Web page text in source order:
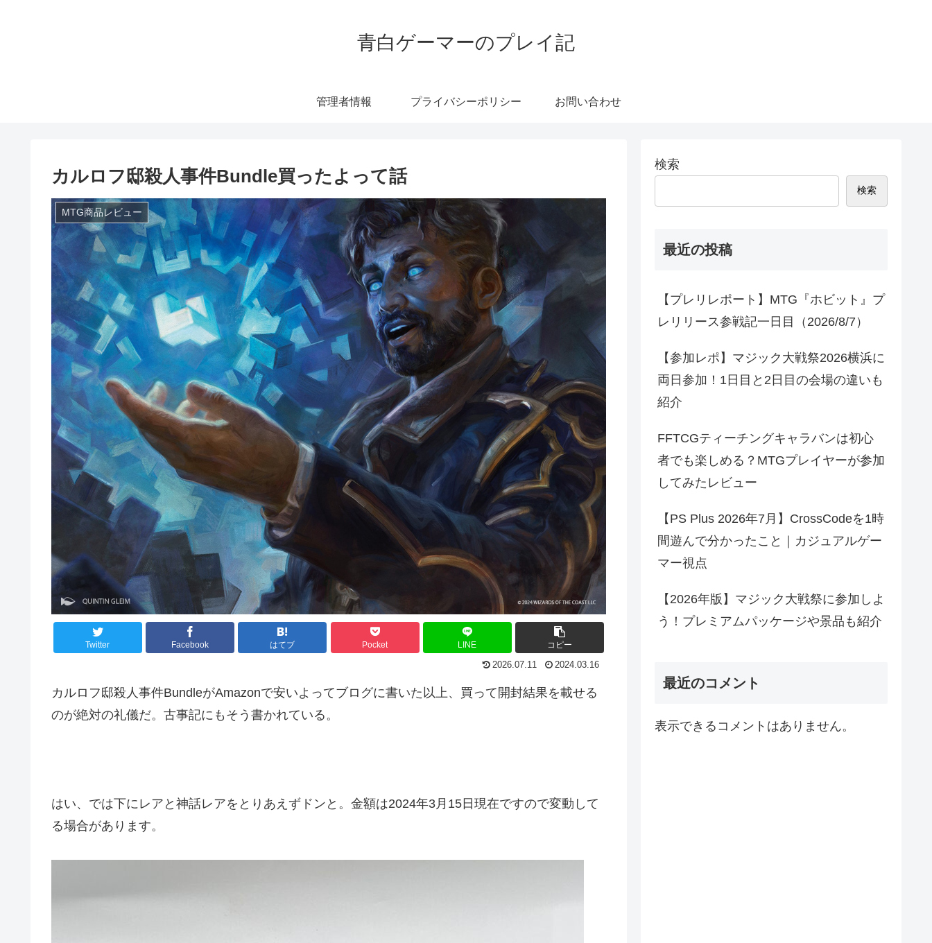
青白ゲーマーのプレイ記
管理者情報 プライバシーポリシー お問い合わせ
カルロフ邸殺人事件Bundle買ったよって話
MTG商品レビュー
Twitter Facebook はてブ Pocket LINE コピー
2026.07.11 2024.03.16
カルロフ邸殺人事件BundleがAmazonで安いよってブログに書いた以上、買って開封結果を載せる
のが絶対の礼儀だ。古事記にもそう書かれている。
はい、では下にレアと神話レアをとりあえずドンと。金額は2024年3月15日現在ですので変動して
る場合があります。
検索
検索
最近の投稿
【プレリレポート】MTG『ホビット』プ
レリリース参戦記一日目（2026/8/7）
【参加レポ】マジック大戦祭2026横浜に
両日参加！1日目と2日目の会場の違いも
紹介
FFTCGティーチングキャラバンは初心
者でも楽しめる？MTGプレイヤーが参加
してみたレビュー
【PS Plus 2026年7月】CrossCodeを1時
間遊んで分かったこと｜カジュアルゲー
マー視点
【2026年版】マジック大戦祭に参加しよ
う！プレミアムパッケージや景品も紹介
最近のコメント
表示できるコメントはありません。